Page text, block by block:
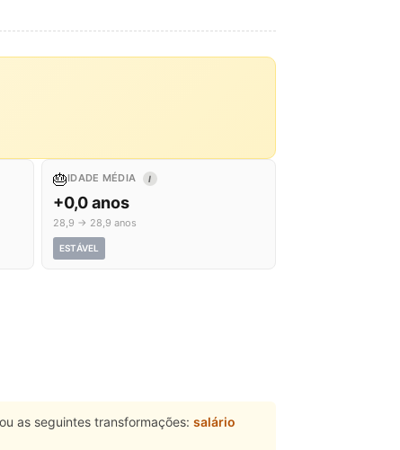
🎂IDADE MÉDIA I
+0,0 anos
28,9 → 28,9 anos
ESTÁVEL
as seguintes transformações: salário